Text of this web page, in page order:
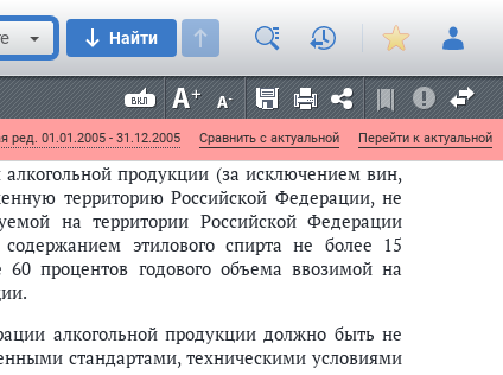
Найти
ред. 01.01.2005 - 31.12.2005 Сравнить с актуальной Перейти к актуальной
этилового спирта, алкогольной и
21 августа 2001 г. N 831
спирта из всех видов сырья
продукции (за исключением вин,
территорию Российской Федерации, не
на территории Российской Федерации
этилового спирта не более 15
процентов годового объема ввозимой на
алкогольной продукции должно быть не
стандартами, техническими условиями